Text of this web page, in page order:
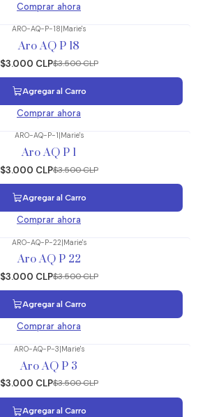
Comprar ahora
ARO-AQ-P-18 Marie's
Aro AQ P 18
$3.000 CLP$3.500 CLP
Agregar al Carro
Comprar ahora
ARO-AQ-P-1 Marie's
Aro AQ P 1
$3.000 CLP$3.500 CLP
Agregar al Carro
Comprar ahora
ARO-AQ-P-22|Marie's
Aro AQ P 22
$3.000 CLP$3.500 CLP
Agregar al Carro
Comprar ahora
ARO-AQ-P-3|Marie's
Aro AQ P 3
$3.000 CLP$3.500 CLP
Agregar al Carro